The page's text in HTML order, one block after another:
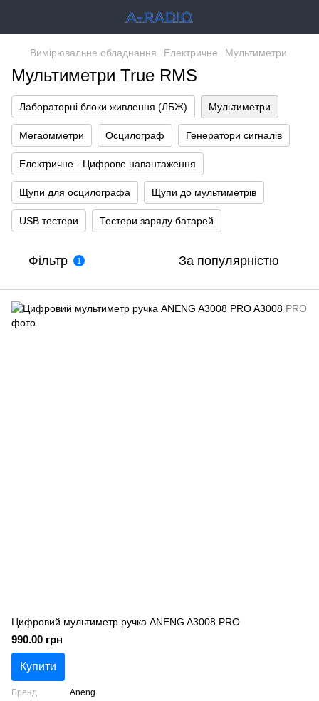
Вимірювальне обладнання Електричне Мультиметри
Мультиметри True RMS
Лабораторні блоки живлення (ЛБЖ) Мультиметри
Мегаомметри Осцилограф Генератори сигналів
Електричне - Цифрове навантаження
Щупи для осцилографа Щупи до мультиметрів
USB тестери Тестери заряду батарей
Фільтр 1 За популярністю
Цифровий мультиметр ручка ANENG A3008 PRO
990.00 грн
Купити
Бренд
Aneng